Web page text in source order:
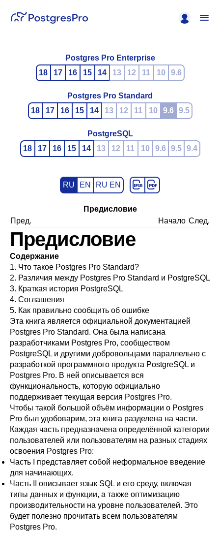
Postgres Pro Enterprise
18
17 16 15 14 13 12 11 10 9.6
Postgres Pro Standard
18
17 16 15 14 13 12 11 10 9.6 9.5
PostgreSQL
18
17 16 15 14 13 12 11 10 9.6 9.5 9.4
RU EN RU EN
Предисловие
Пред.
Начало След.
Предисловие
Содержание
1. Что такое Postgres Pro Standard?
2. Различия между Postgres Pro Standard и PostgreSQL
3. Краткая история PostgreSQL
4. Соглашения
5. Как правильно сообщить об ошибке
Эта книга является официальной документацией
Postgres Pro Standard. Она была написана
разработчиками Postgres Pro, сообществом
PostgreSQL и другими добровольцами параллельно с
разработкой программного продукта PostgreSQL и
Postgres Pro. В ней описывается вся
функциональность, которую официально
поддерживает текущая версия Postgres Pro.
Чтобы такой большой объём информации о Postgres
Pro был удобоварим, эта книга разделена на части.
Каждая часть предназначена определённой категории
пользователей или пользователям на разных стадиях
освоения Postgres Pro:
Часть I
представляет собой неформальное введение
для начинающих.
Часть II
описывает язык SQL и его среду, включая
типы данных и функции, а также оптимизацию
производительности на уровне пользователей. Это
будет полезно прочитать всем пользователям
Postgres Pro.